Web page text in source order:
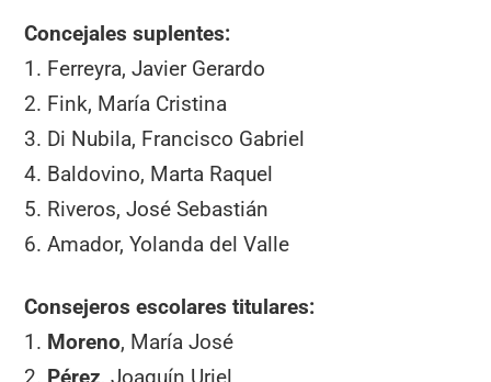
Concejales suplentes:
1. Ferreyra, Javier Gerardo
2. Fink, María Cristina
3. Di Nubila, Francisco Gabriel
4. Baldovino, Marta Raquel
5. Riveros, José Sebastián
6. Amador, Yolanda del Valle
Consejeros escolares titulares:
1. Moreno, María José
2. Pérez, Joaquín Uriel